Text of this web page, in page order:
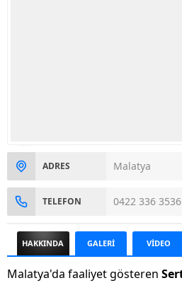
ADRES Malatya
TELEFON 0422 336 3536
HAKKINDA GALERİ VİDEO
Malatya'da faaliyet gösteren